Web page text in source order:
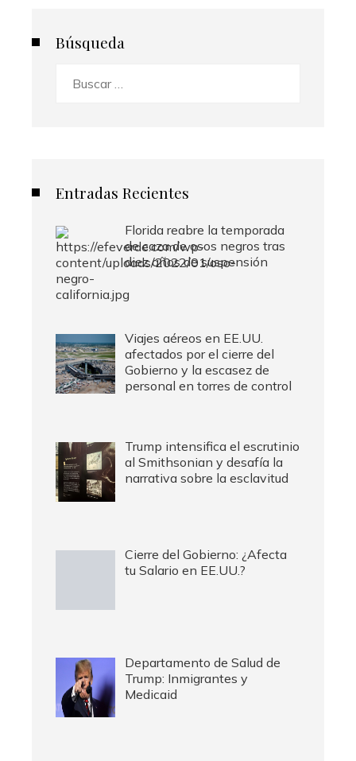
Búsqueda
Entradas Recientes
Florida reabre la temporada
de caza de osos negros tras
diez años de suspensión
Viajes aéreos en EE.UU.
afectados por el cierre del
Gobierno y la escasez de
personal en torres de control
Trump intensifica el escrutinio
al Smithsonian y desafía la
narrativa sobre la esclavitud
Cierre del Gobierno: ¿Afecta
tu Salario en EE.UU.?
Departamento de Salud de
Trump: Inmigrantes y
Medicaid